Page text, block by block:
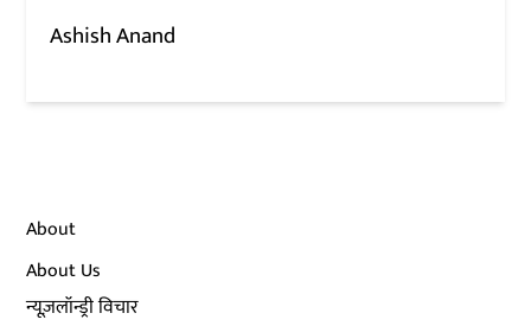
Ashish Anand
About
About Us
न्यूज़लॉन्ड्री विचार